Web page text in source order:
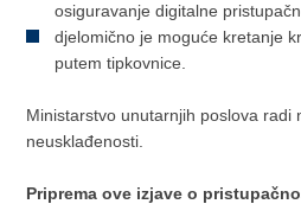
osiguravanje digitalne
djelomično je moguće kretanje
putem tipkovnice.
Ministarstvo unutarnjih poslova radi
neusklađenosti.
Priprema ove izjave o